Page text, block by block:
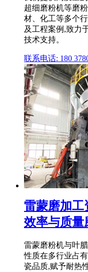
超细磨粉机等磨
材、化工等多个
及工程案例,致力
技术支持。
联系电话: 180
雷蒙磨加工
效率与质量
雷蒙磨粉机与叶
性质在多行业占
瓷品质,赋予耐热